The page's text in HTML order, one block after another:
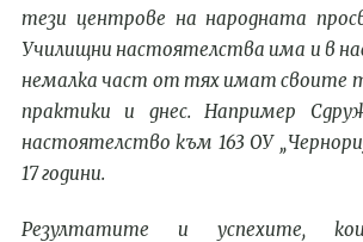
тези центрове на народната
Училищни настоятелства има и в
немалка част от тях имат своите
практики и днес. Например
настоятелство към 163 ОУ
17години.
Резултатите и успехите,